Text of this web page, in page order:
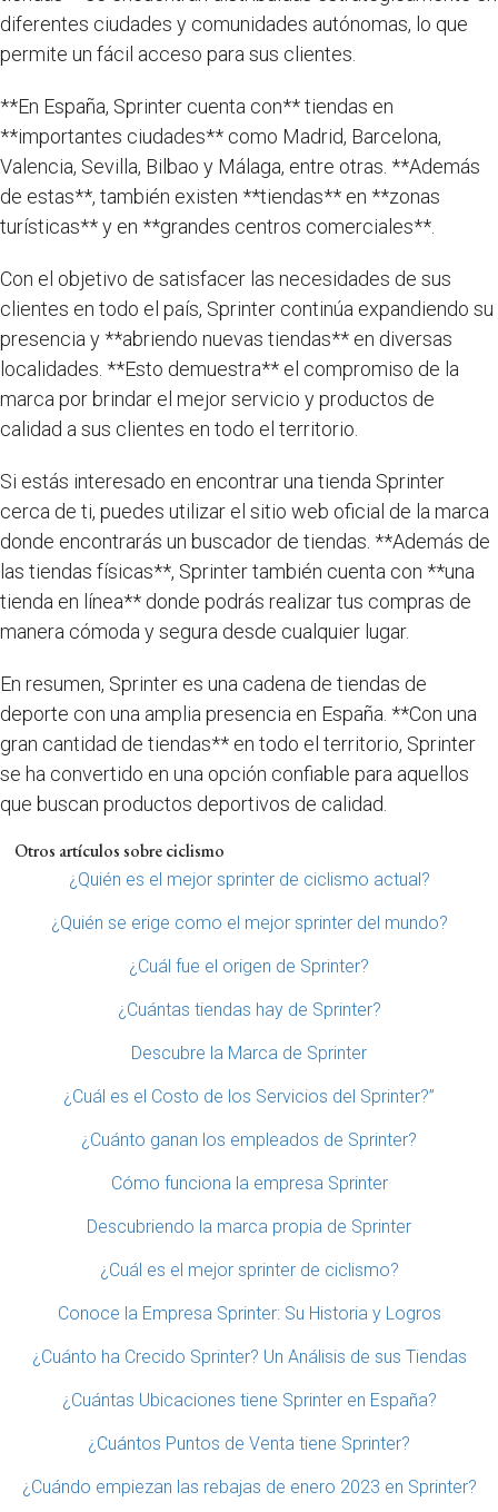
diferentes ciudades y comunidades autónomas, lo que
permite un fácil acceso para sus clientes.
**En España, Sprinter cuenta con** tiendas en
**importantes ciudades** como Madrid, Barcelona,
Valencia, Sevilla, Bilbao y Málaga, entre otras. **Además
de estas**, también existen **tiendas** en **zonas
turísticas** y en **grandes centros comerciales**.
Con el objetivo de satisfacer las necesidades de sus
clientes en todo el país, Sprinter continúa expandiendo su
presencia y **abriendo nuevas tiendas** en diversas
localidades. **Esto demuestra** el compromiso de la
marca por brindar el mejor servicio y productos de
calidad a sus clientes en todo el territorio.
Si estás interesado en encontrar una tienda Sprinter
cerca de ti, puedes utilizar el sitio web oficial de la marca
donde encontrarás un buscador de tiendas. **Además de
las tiendas físicas**, Sprinter también cuenta con **una
tienda en línea** donde podrás realizar tus compras de
manera cómoda y segura desde cualquier lugar.
En resumen, Sprinter es una cadena de tiendas de
deporte con una amplia presencia en España. **Con una
gran cantidad de tiendas** en todo el territorio, Sprinter
se ha convertido en una opción confiable para aquellos
que buscan productos deportivos de calidad.
Otros artículos sobre ciclismo
¿Quién es el mejor sprinter de ciclismo actual?
¿Quién se erige como el mejor sprinter del mundo?
¿Cuál fue el origen de Sprinter?
¿Cuántas tiendas hay de Sprinter?
Descubre la Marca de Sprinter
¿Cuál es el Costo de los Servicios del Sprinter?”
¿Cuánto ganan los empleados de Sprinter?
Cómo funciona la empresa Sprinter
Descubriendo la marca propia de Sprinter
¿Cuál es el mejor sprinter de ciclismo?
Conoce la Empresa Sprinter: Su Historia y Logros
¿Cuánto ha Crecido Sprinter? Un Análisis de sus Tiendas
¿Cuántas Ubicaciones tiene Sprinter en España?
¿Cuántos Puntos de Venta tiene Sprinter?
¿Cuándo empiezan las rebajas de enero 2023 en Sprinter?